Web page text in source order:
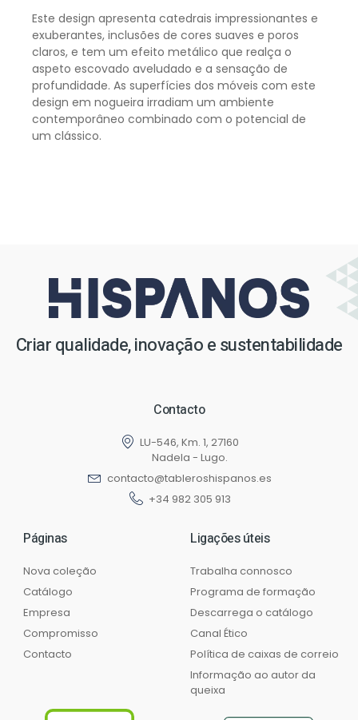
Este design apresenta catedrais impressionantes e
exuberantes, inclusões de cores suaves e poros
claros, e tem um efeito metálico que realça o
aspeto escovado aveludado e a sensação de
profundidade. As superfícies dos móveis com este
design em nogueira irradiam um ambiente
contemporâneo combinado com o potencial de
um clássico.
Criar qualidade, inovação e sustentabilidade
Contacto
LU-546, Km. 1, 27160
Nadela - Lugo.
contacto@tableroshispanos.es
+34 982 305 913
Páginas
Nova coleção
Catálogo
Empresa
Compromisso
Contacto
Ligações úteis
Trabalha connosco
Programa de formação
Descarrega o catálogo
Canal Ético
Política de caixas de correio
Informação ao autor da
queixa